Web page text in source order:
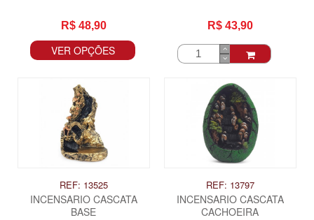
R$ 48,90
VER OPÇÕES
R$ 43,90
REF: 13525
INCENSARIO CASCATA
BASE
REF: 13797
INCENSARIO CASCATA
CACHOEIRA